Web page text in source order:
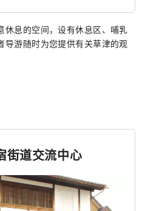
休息的空间，设有休息区、哺乳
导游随时为您提供有关草津的观
街道交流中心